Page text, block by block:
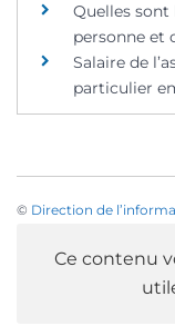
Quelles sont
personne et
Salaire de
particulier
© Direction de
Ce contenu